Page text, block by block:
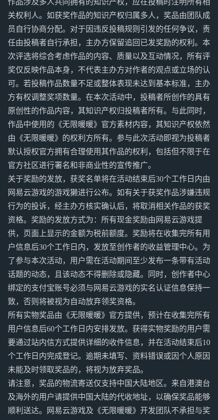
作品涉及多人共同拥有的知识产权，应在投稿时注明所有相
关权利人。如获奖作品的知识产权归属多人，奖品由团队成
员自行协商分配。对于因违反投稿规则引发的任何争议，责
任由投稿者自行承担，主办方保留追回已发奖励的权利。本
次评选将综合考虑作品的内容、质量以及互动情况，所有评
奖仅反映作品本身，不代表主办方对作者的观点或立场的认
可。若投稿作品数量不足或整体表现未达到基本标准，主办
方有权调整奖项数量。在本次活动中，投稿者所创作的具有
原创性的作品内容，其知识产权归投稿者所有。与此同时，
作品中使用的《无限暖暖》官方素材内容，其知识产权依然
由《无限暖暖》的权利方所有。参与此次活动即视为投稿者
默认授权官方拥有合理使用其作品的权利，包括但不限于在
官方社区进行署名和非商业性的宣传推广。
关于奖励的发放，获奖名单将在活动结束后30个工作日内由
网易云游戏的游戏獭进行公布。如有关于获奖作品涉嫌违规
行为的投诉，经主办方核实确认后，将取消相关作品的获奖
资格。奖励的发放方式为：所有现金奖励由网易云游戏提
供，页面上显示的金额为税前额度。奖励将在收集完所有用
户信息后30个工作日内，发放至创作者的收益管理中心。为
了参与本次活动，用户需在活动期间至少发布一条带有活动
话题的动态，且该动态不得删除或隐藏。同时，创作者中心
绑定的支付宝账号必须与网易云游戏的实名认证信息保持一
致，否则将被视为自动放弃领奖资格。
所有实物奖品由《无限暖暖》官方提供，预计在收集完所有
用户信息后60个工作日内安排发放。获得实物奖励的用户需
要通过站内信方式提供详细的收件信息，并在活动结束后10
个工作日内完成登记。逾期未填写、资料错误或因个人原因
未能及时领取奖品的，将视为放弃奖品。
请注意，奖品的物流寄送仅支持中国大陆地区。来自港澳台
及海外的用户请提供中国大陆的代收地址，以确保奖品能够
顺利送达。网易云游戏及《无限暖暖》开发团队不承担与奖